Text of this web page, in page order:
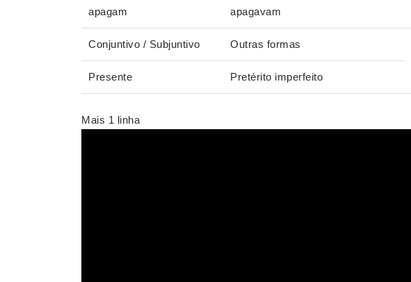
apagam
apagavam
Conjuntivo / Subjuntivo Outras formas
Presente Pretérito imperfeito
Mais 1 linha